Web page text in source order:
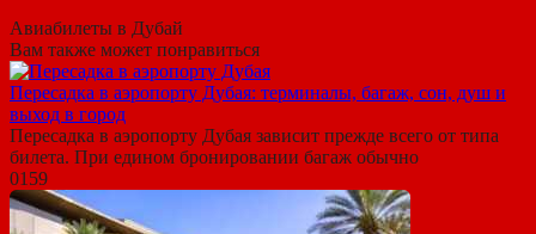
Авиабилеты в Дубай
Вам также может понравиться
Пересадка в аэропорту Дубая: терминалы, багаж, сон, душ и
выход в город
Пересадка в аэропорту Дубая зависит прежде всего от типа
билета. При едином бронировании багаж обычно
0159